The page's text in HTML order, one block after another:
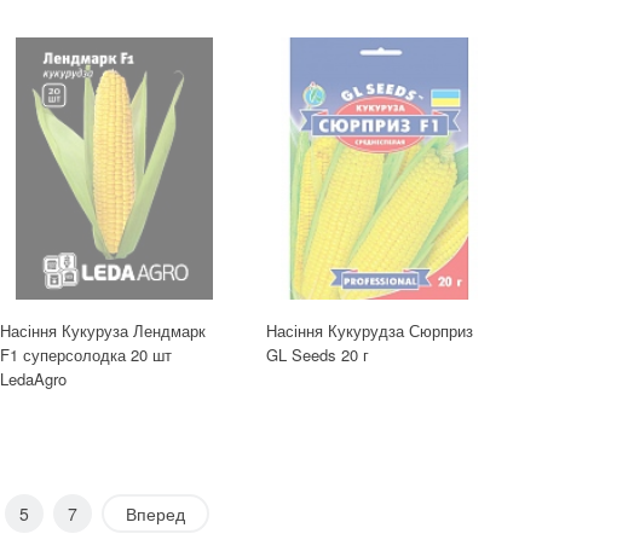
Насіння Кукуруза Лендмарк
F1 суперсолодка 20 шт
LedaAgro
Насіння Кукурудза Сюрприз
GL Seeds 20 г
5 7 Вперед